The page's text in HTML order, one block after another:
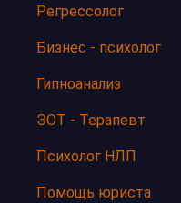
Регрессолог
Бизнес - психолог
Гипноанализ
ЭОТ - Терапевт
Психолог НЛП
Помощь юриста